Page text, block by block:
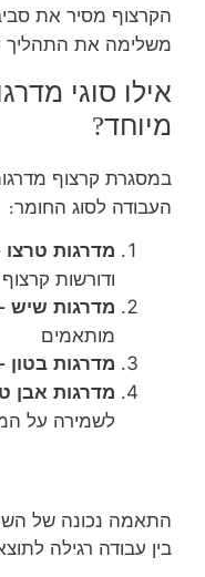
הקרצוף מסיר את
משלימה את התהליך
אילו סוגי
מיוחד?
במסגרת קרצוף
העבודה לסוג החומר:
מדרגות טרצו
ודורשות קרצוף
מדרגות שיש
מותאמים
מדרגות בטון
מדרגות אבן
לשמירה על
התאמה נכונה של
בין עבודה רגילה